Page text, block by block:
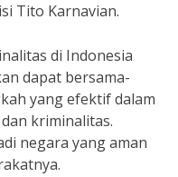
Tito Karnavian.
di Indonesia
dapat bersama-
yang efektif dalam
kriminalitas.
negara yang aman